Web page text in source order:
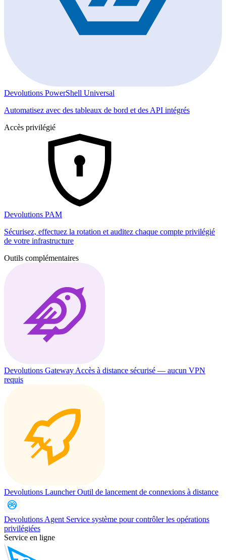
Devolutions PowerShell Universal
Automatisez avec des tableaux de bord et des API intégrés
Accès privilégié
Devolutions PAM
Sécurisez, effectuez la rotation et auditez chaque compte privilégié
de votre infrastructure
Outils complémentaires
Devolutions Gateway Accès à distance sécurisé — aucun VPN
requis
Devolutions Launcher Outil de lancement de connexions à distance
Devolutions Agent Service système pour contrôler les opérations
privilégiées
Service en ligne